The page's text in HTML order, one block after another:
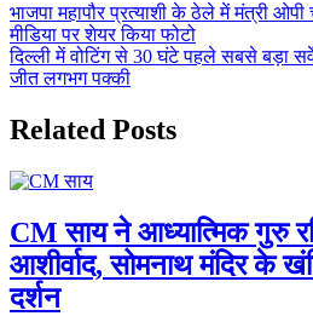
Post
navigation
भाजपा महापौर प्रत्याशी के ठेले में मंत्री
मीडिया पर शेयर किया फोटो
दिल्ली में वोटिंग से 30 घंटे पहले सबसे बड़ा
जीत लगभग पक्की
Related Posts
CM साय ने आध्यात्मिक गुरु
आशीर्वाद, सोमनाथ मंदिर के
दर्शन